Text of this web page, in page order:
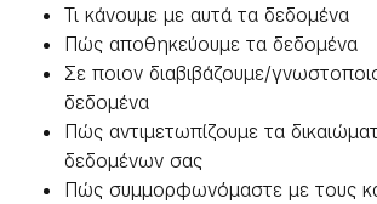
Τι κάνουμε με αυτά τα δεδομένα
Πώς αποθηκεύουμε τα δεδομένα
Σε ποιον διαβιβάζουμε/
δεδομένα
Πώς αντιμετωπίζουμε τα
δεδομένων σας
Πώς συμμορφωνόμαστε με τους